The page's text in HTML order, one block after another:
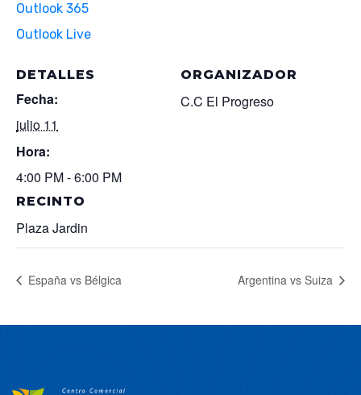
Outlook 365
Outlook Live
DETALLES
Fecha:
julio 11
Hora:
4:00 PM - 6:00 PM
RECINTO
Plaza Jardin
ORGANIZADOR
C.C El Progreso
España vs Bélgica Argentina vs Suiza